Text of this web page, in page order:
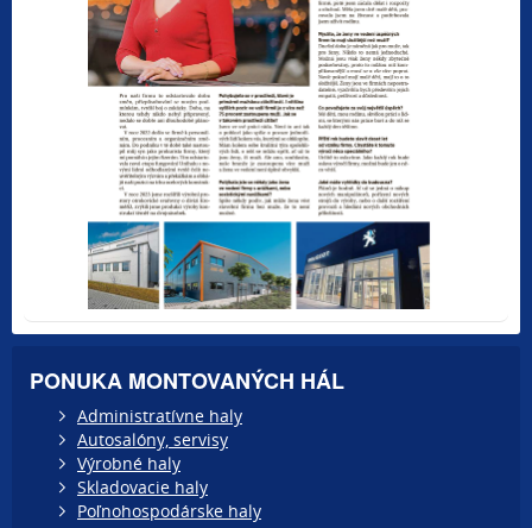
PONUKA MONTOVANÝCH HÁL
Administratívne haly
Autosalóny, servisy
Výrobné haly
Skladovacie haly
Poľnohospodárske haly